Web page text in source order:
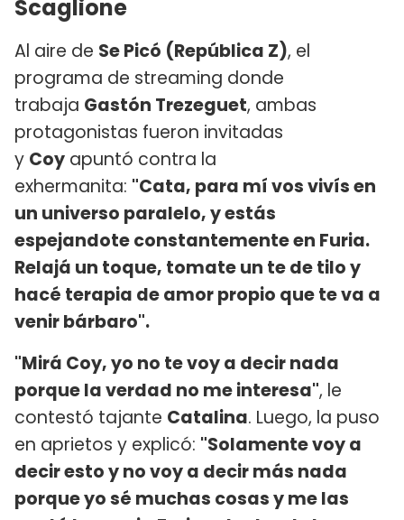
Scaglione
Al aire de Se Picó (República Z), el
programa de streaming donde
trabaja Gastón Trezeguet, ambas
protagonistas fueron invitadas
y Coy apuntó contra la
exhermanita: "Cata, para mí vos vivís en
un universo paralelo, y estás
espejandote constantemente en Furia.
Relajá un toque, tomate un te de tilo y
hacé terapia de amor propio que te va a
venir bárbaro".
"Mirá Coy, yo no te voy a decir nada
porque la verdad no me interesa", le
contestó tajante Catalina. Luego, la puso
en aprietos y explicó: "Solamente voy a
decir esto y no voy a decir más nada
porque yo sé muchas cosas y me las